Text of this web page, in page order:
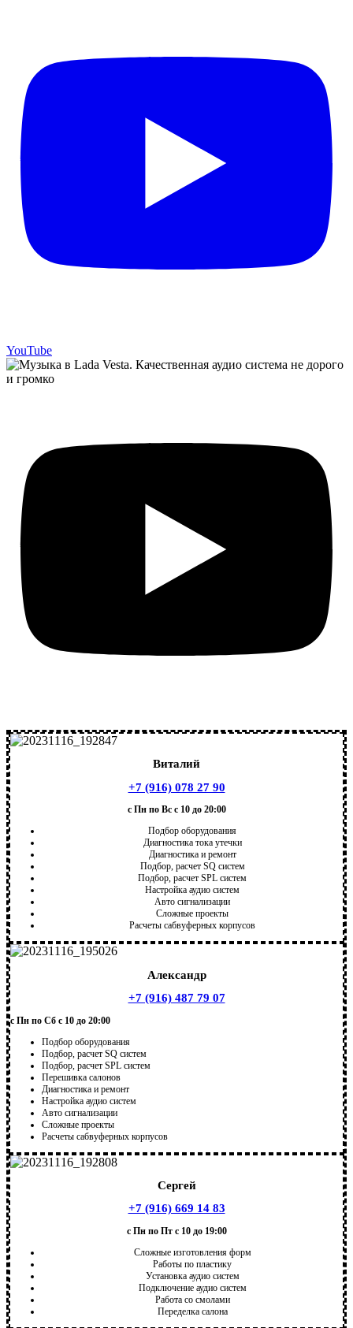
YouTube
Виталий
+7 (916) 078 27 90
с Пн по Вс с 10 до 20:00
Подбор оборудования
Диагностика тока утечки
Диагностика и ремонт
Подбор, расчет SQ систем
Подбор, расчет SPL систем
Настройка аудио систем
Авто сигнализации
Сложные проекты
Расчеты сабвуферных корпусов
Александр
+7 (916) 487 79 07
с Пн по Сб с 10 до 20:00
Подбор оборудования
Подбор, расчет SQ систем
Подбор, расчет SPL систем
Перешивка салонов
Диагностика и ремонт
Настройка аудио систем
Авто сигнализации
Сложные проекты
Расчеты сабвуферных корпусов
Сергей
+7 (916) 669 14 83
с Пн по Пт с 10 до 19:00
Сложные изготовления форм
Работы по пластику
Установка аудио систем
Подключение аудио систем
Работа со смолами
Переделка салона